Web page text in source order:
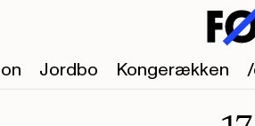
Jordbo Kongerækken